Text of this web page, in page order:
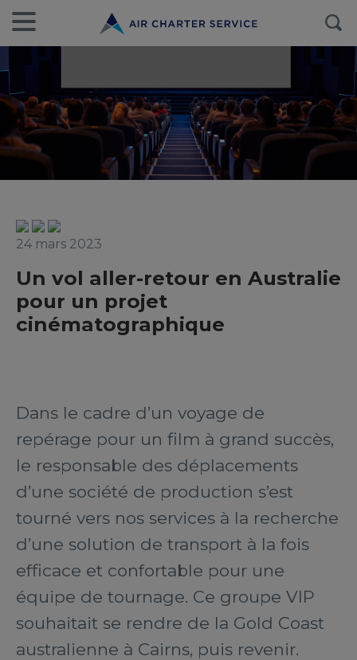
24 mars 2023
Un vol aller-retour en Australie
pour un projet
cinématographique
Dans le cadre d’un voyage de
repérage pour un film à grand succès,
le responsable des déplacements
d’une société de production s’est
tourné vers nos services à la recherche
d’une solution de transport à la fois
efficace et confortable pour une
équipe de tournage. Ce groupe VIP
souhaitait se rendre de la Gold Coast
australienne à Cairns, puis revenir.